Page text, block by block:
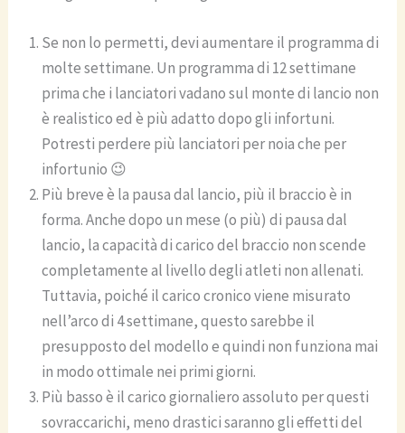
Se non lo permetti, devi aumentare il programma di
molte settimane. Un programma di 12 settimane
prima che i lanciatori vadano sul monte di lancio non
è realistico ed è più adatto dopo gli infortuni.
Potresti perdere più lanciatori per noia che per
infortunio 😉
Più breve è la pausa dal lancio, più il braccio è in
forma. Anche dopo un mese (o più) di pausa dal
lancio, la capacità di carico del braccio non scende
completamente al livello degli atleti non allenati.
Tuttavia, poiché il carico cronico viene misurato
nell’arco di 4 settimane, questo sarebbe il
presupposto del modello e quindi non funziona mai
in modo ottimale nei primi giorni.
Più basso è il carico giornaliero assoluto per questi
sovraccarichi, meno drastici saranno gli effetti del